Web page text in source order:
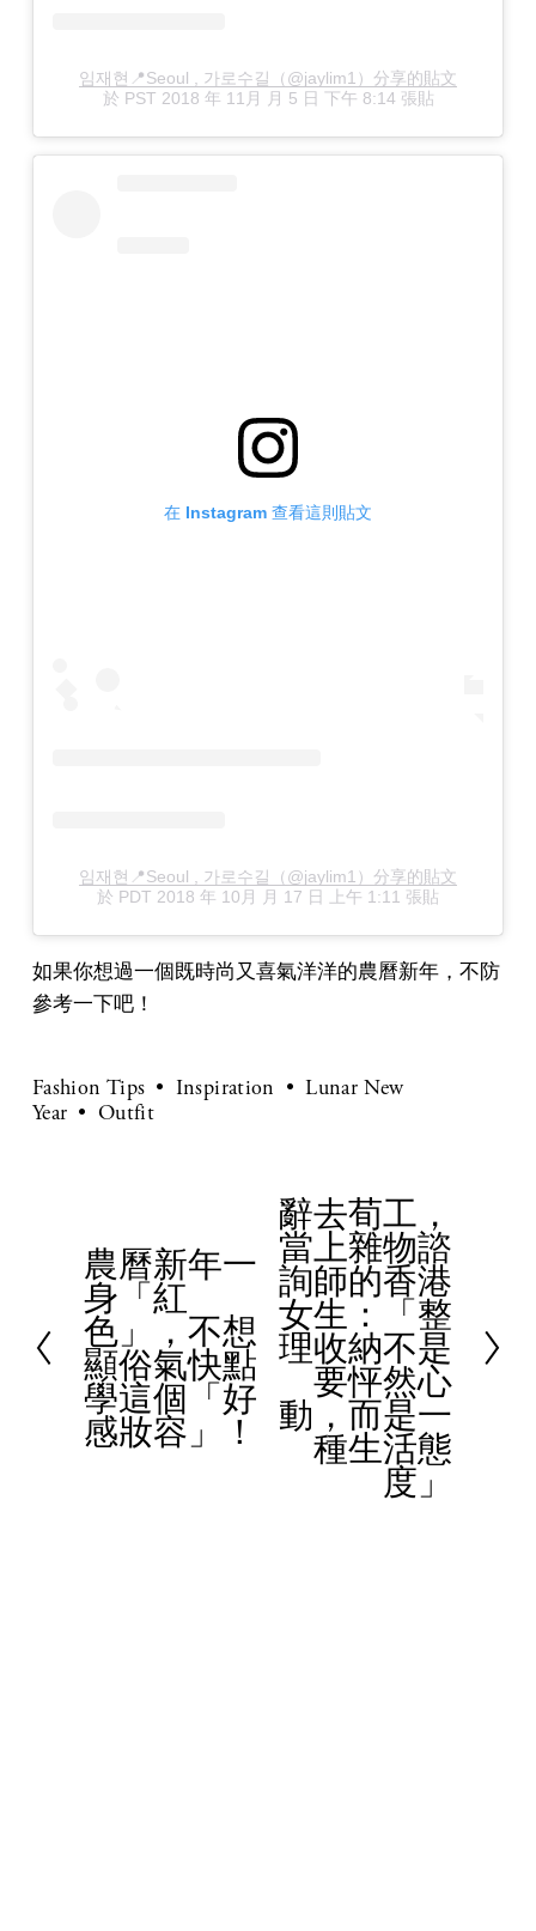
임재현📍Seoul , 가로수길（@jaylim1）分享的貼文
於 PST 2018 年 11月 月 5 日 下午 8:14 張貼
在 Instagram 查看這則貼文
임재현📍Seoul , 가로수길（@jaylim1）分享的貼文
於 PDT 2018 年 10月 月 17 日 上午 1:11 張貼
如果你想過一個既時尚又喜氣洋洋的農曆新年，不防
參考一下吧！
Fashion Tips Inspiration
Lunar New
Year
Outfit
P
r
e
v
i
o
農曆新年一
身「紅
色」，不想
顯俗氣快點
學這個「好
感妝容」！
N辭去荀工，
當上雜物諮
詢師的香港
女生：「整
理收納不是
要怦然心
動，而是一
種生活態
度」